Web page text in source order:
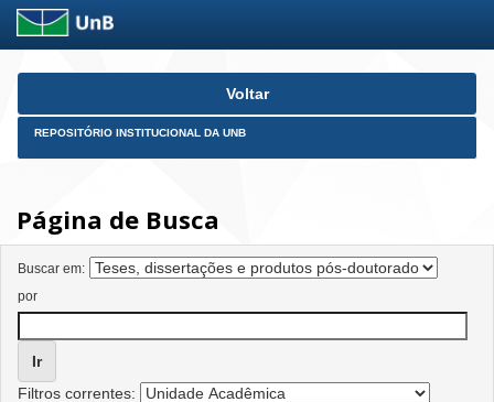
Skip
Voltar
REPOSITÓRIO INSTITUCIONAL DA UNB
Página de Busca
Buscar em:
por
Filtros correntes: